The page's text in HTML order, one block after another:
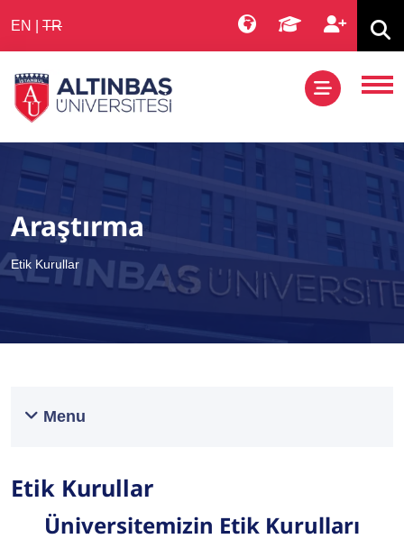
EN TR
Araştırma
Etik Kurullar
Menu
Etik Kurullar
Üniversitemizin Etik Kurulları